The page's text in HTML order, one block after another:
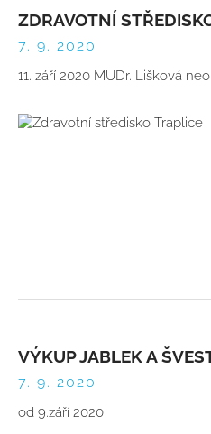
ZDRAVOTNÍ
7. 9. 2020
11. září 2020 MUDr. Lišková
VÝKUP JABLEK A
7. 9. 2020
od 9.září 2020